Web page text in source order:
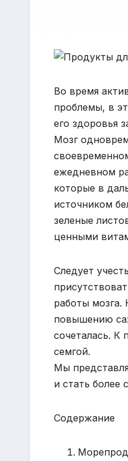
Во время
проблемы, в
его здоровья
Мозг
ежедневном
которые в
источником
зеленые
ценными
Следует
работы мозга.
повышению
сочеталась. К
семгой.
Мы
и стать более
Содержание